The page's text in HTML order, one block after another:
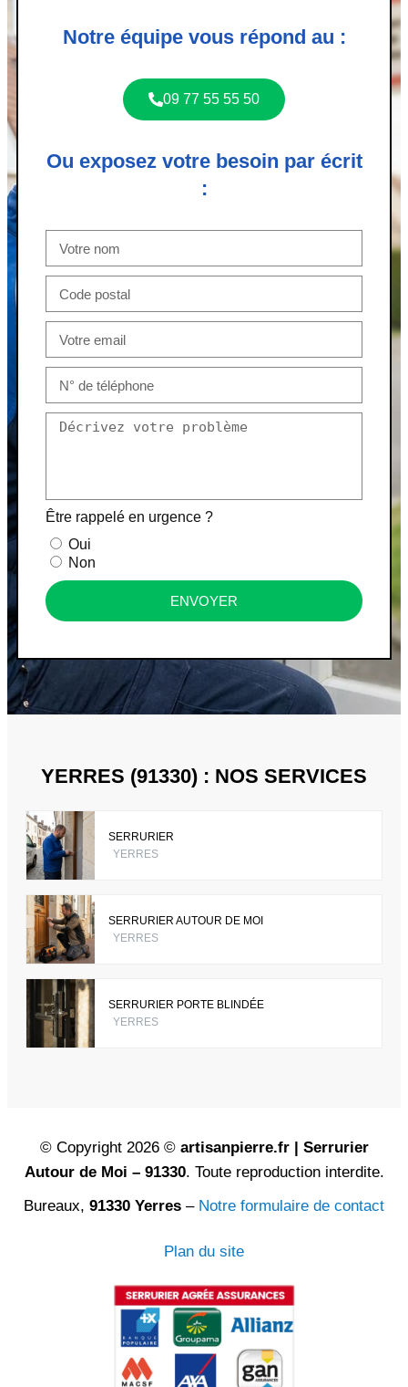
Notre équipe vous répond au :
09 77 55 55 50
Ou exposez votre besoin par écrit
:
Être rappelé en urgence ?
Oui
Non
ENVOYER
YERRES (91330) : NOS SERVICES
SERRURIER
YERRES
SERRURIER AUTOUR DE MOI
YERRES
SERRURIER PORTE BLINDÉE
YERRES
© Copyright 2026 © artisanpierre.fr | Serrurier
Autour de Moi – 91330. Toute reproduction interdite.
Bureaux, 91330 Yerres – Notre formulaire de contact
Plan du site